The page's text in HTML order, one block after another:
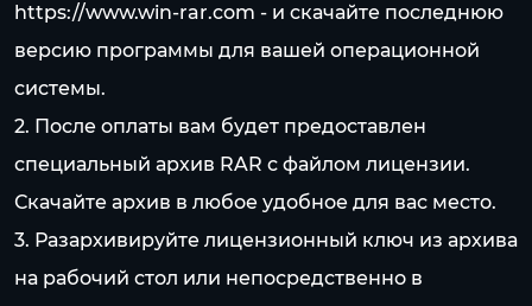
https://www.win-rar.com - и скачайте последнюю
версию программы для вашей операционной
системы.
2. После оплаты вам будет предоставлен
специальный архив RAR с файлом лицензии.
Скачайте архив в любое удобное для вас место.
3. Разархивируйте лицензионный ключ из архива
на рабочий стол или непосредственно в